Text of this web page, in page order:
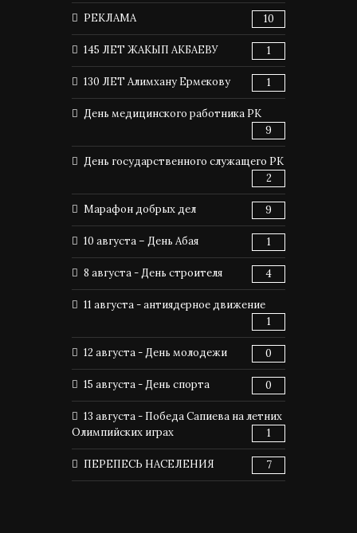
РЕКЛАМА 10
145 ЛЕТ ЖАКЫП АКБАЕВУ 1
130 ЛЕТ Алимхану Ермекову 1
День медицинского работника РК
9
День государственного служащего РК
2
Марафон добрых дел 9
10 августа – День Абая 1
8 августа - День строителя 4
11 августа - антиядерное движение
1
12 августа - День молодежи 0
15 августа - День спорта 0
13 августа - Победа Сапиева на летних
Олимпийских играх
1
ПЕРЕПЕСЬ НАСЕЛЕНИЯ 7